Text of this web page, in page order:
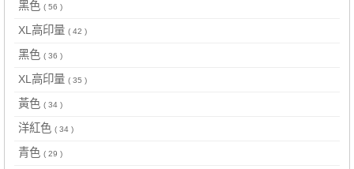
黑色 ( 56 )
XL高印量 ( 42 )
黑色 ( 36 )
XL高印量 ( 35 )
黃色 ( 34 )
洋紅色 ( 34 )
青色 ( 29 )